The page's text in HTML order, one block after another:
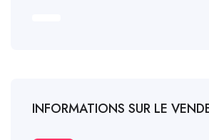
INFORMATIONS SUR LE